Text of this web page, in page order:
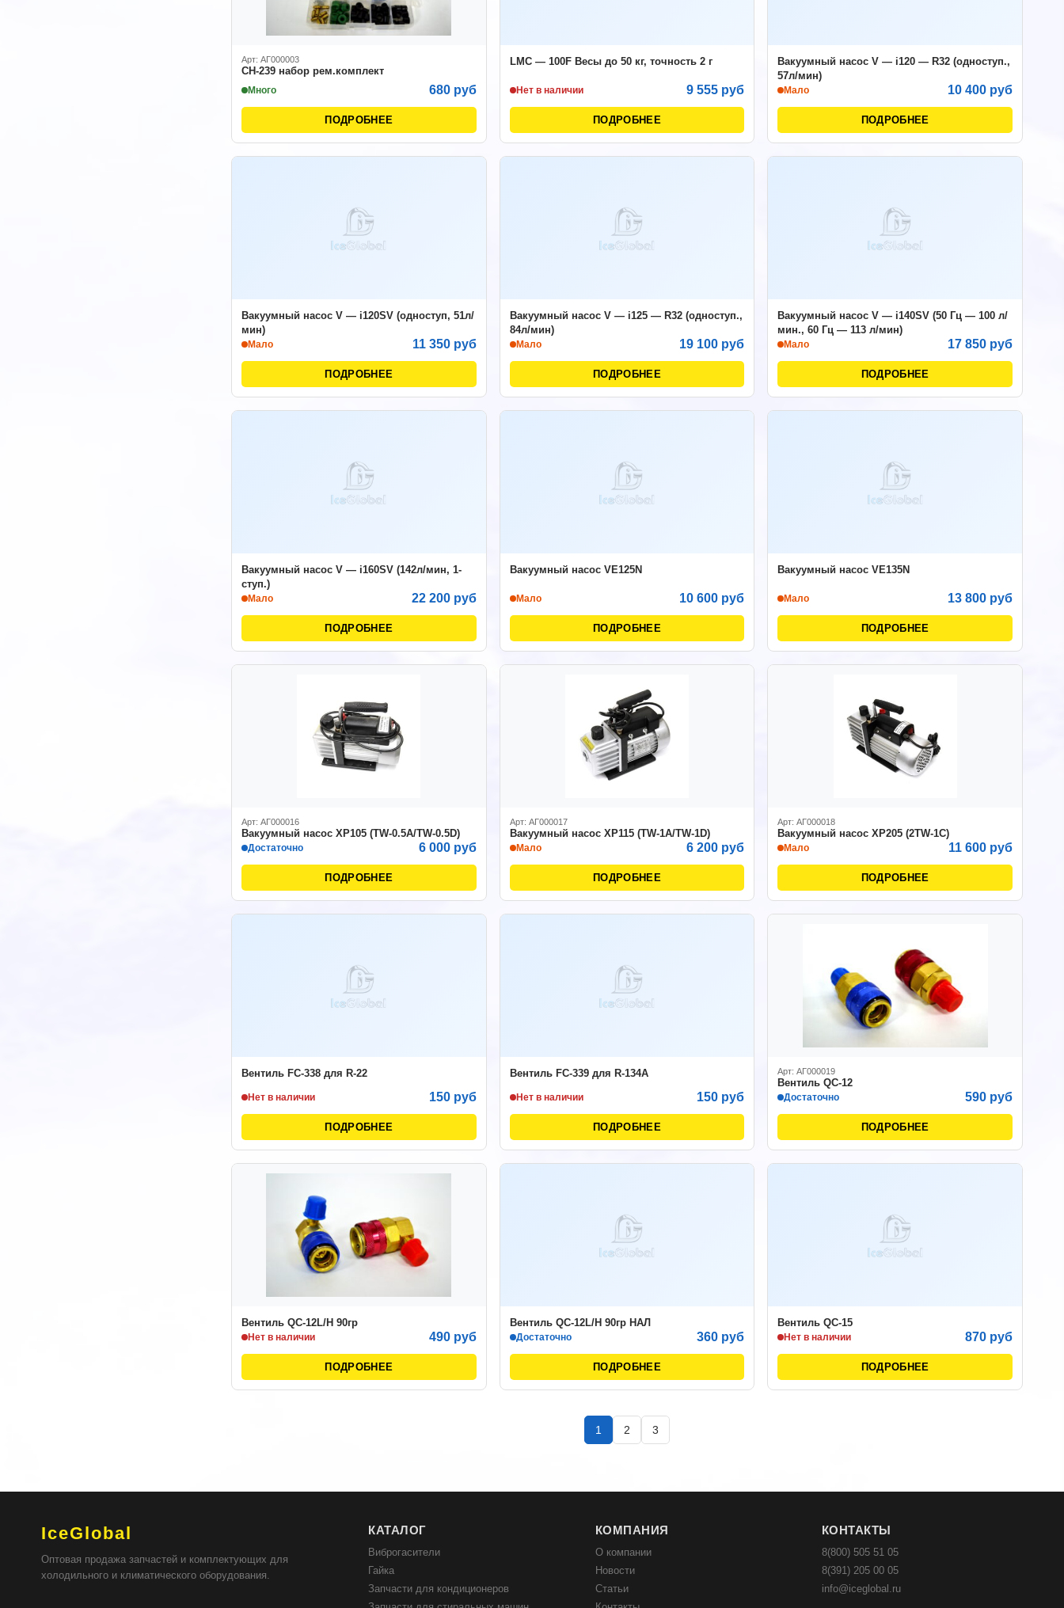
Арт: АГ000003
CH-239 набор рем.комплект
Много 680 руб
ПОДРОБНЕЕ
LMC — 100F Весы до 50 кг, точность 2 г
Нет в наличии 9 555 руб
ПОДРОБНЕЕ
Вакуумный насос V — i120 — R32 (одноступ.,
57л/мин)
Мало 10 400 руб
ПОДРОБНЕЕ
Вакуумный насос V — i120SV (одноступ, 51л/
мин)
Мало 11 350 руб
ПОДРОБНЕЕ
Вакуумный насос V — i125 — R32 (одноступ.,
84л/мин)
Мало 19 100 руб
ПОДРОБНЕЕ
Вакуумный насос V — i140SV (50 Гц — 100 л/
мин., 60 Гц — 113 л/мин)
Мало 17 850 руб
ПОДРОБНЕЕ
Вакуумный насос V — i160SV (142л/мин, 1-
ступ.)
Мало 22 200 руб
ПОДРОБНЕЕ
Вакуумный насос VE125N
Мало 10 600 руб
ПОДРОБНЕЕ
Вакуумный насос VE135N
Мало 13 800 руб
ПОДРОБНЕЕ
Арт: АГ000016
Вакуумный насос XP105 (TW-0.5A/TW-0.5D)
Достаточно 6 000 руб
ПОДРОБНЕЕ
Арт: АГ000017
Вакуумный насос XP115 (TW-1A/TW-1D)
Мало 6 200 руб
ПОДРОБНЕЕ
Арт: АГ000018
Вакуумный насос XP205 (2TW-1С)
Мало 11 600 руб
ПОДРОБНЕЕ
Вентиль FC-338 для R-22
Нет в наличии 150 руб
ПОДРОБНЕЕ
Вентиль FC-339 для R-134A
Нет в наличии 150 руб
ПОДРОБНЕЕ
Арт: АГ000019
Вентиль QC-12
Достаточно 590 руб
ПОДРОБНЕЕ
Вентиль QC-12L/H 90гр
Нет в наличии 490 руб
ПОДРОБНЕЕ
Вентиль QC-12L/H 90гр НАЛ
Достаточно 360 руб
ПОДРОБНЕЕ
Вентиль QC-15
Нет в наличии 870 руб
ПОДРОБНЕЕ
1 2 3
IceGlobal
Оптовая продажа запчастей и комплектующих для
холодильного и климатического оборудования.
КАТАЛОГ
Виброгасители
Гайка
Запчасти для кондиционеров
КОМПАНИЯ
О компании
Новости
Статьи
КОНТАКТЫ
8(800) 505 51 05
8(391) 205 00 05
info@iceglobal.ru